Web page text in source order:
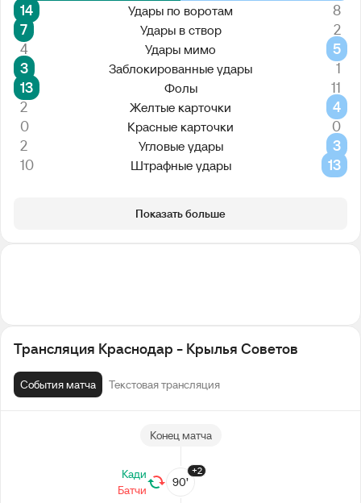
14 Удары по воротам
8
7
Удары в створ
2
4
Удары мимо
5
3
Заблокированные удары
1
13
Фолы
11
2
Желтые карточки
4
0
Красные карточки
0
2
Угловые удары
3
10
Штрафные удары 13
Показать больше
Трансляция Краснодар - Крылья Советов
События матча Текстовая трансляция
Конец матча
90’
+2
Кади
Батчи